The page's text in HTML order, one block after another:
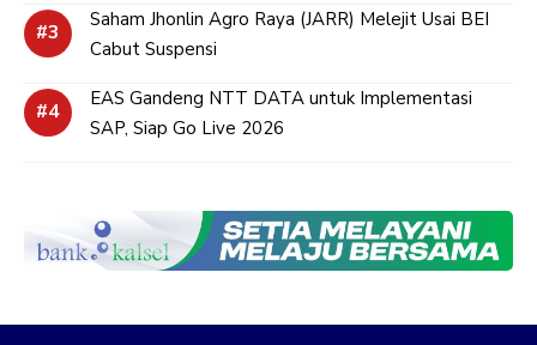
Saham Jhonlin Agro Raya (JARR) Melejit Usai BEI
Cabut Suspensi
EAS Gandeng NTT DATA untuk Implementasi
SAP, Siap Go Live 2026